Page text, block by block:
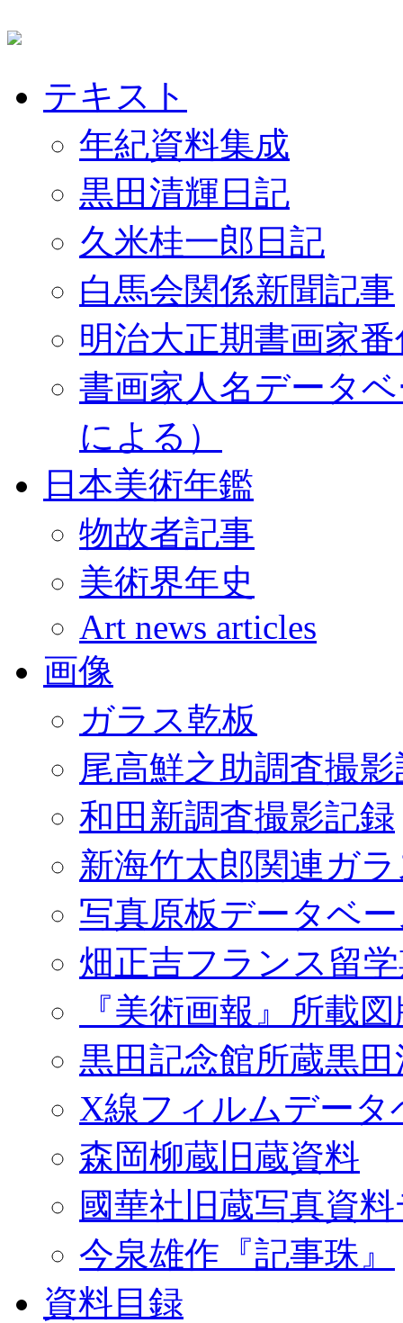
テキスト
年紀資料集成
黒田清輝日記
久米桂一郎日記
白馬会関係新聞記事
明治大正期書画家
書画家人名データ
による）
日本美術年鑑
物故者記事
美術界年史
Art news articles
画像
ガラス乾板
尾高鮮之助調査撮
和田新調査撮影記録
新海竹太郎関連ガ
写真原板データベ
畑正吉フランス留
『美術画報』所載
黒田記念館所蔵黒
X線フィルムデータ
森岡柳蔵旧蔵資料
國華社旧蔵写真資
今泉雄作『記事珠』
資料目録